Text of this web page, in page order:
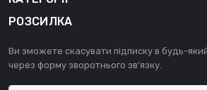
РОЗСИЛКА
Ви зможете скасувати підписку в будь-
через форму зворотнього зв'язку.